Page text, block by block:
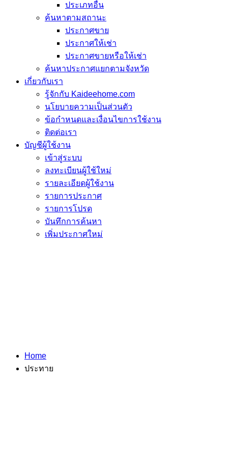
ประเภทอื่น
ค้นหาตามสถานะ
ประกาศขาย
ประกาศให้เช่า
ประกาศขายหรือให้เช่า
ค้นหาประกาศแยกตามจังหวัด
เกี่ยวกับเรา
รู้จักกับ Kaideehome.com
นโยบายความเป็นส่วนตัว
ข้อกำหนดและเงื่อนไขการใช้งาน
ติดต่อเรา
บัญชีผู้ใช้งาน
เข้าสู่ระบบ
ลงทะเบียนผู้ใช้ใหม่
รายละเอียดผู้ใช้งาน
รายการประกาศ
รายการโปรด
บันทึกการค้นหา
เพิ่มประกาศใหม่
Home
ประทาย